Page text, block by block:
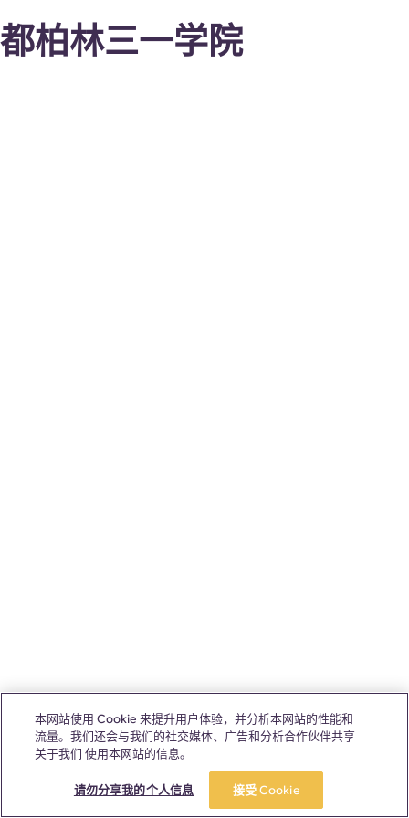
都柏林三一学院
本网站使用 Cookie 来提升用户体验，并分析本网站的性能和
流量。我们还会与我们的社交媒体、广告和分析合作伙伴共享
关于我们 使用本网站的信息。
请勿分享我的个人信息 接受 Cookie